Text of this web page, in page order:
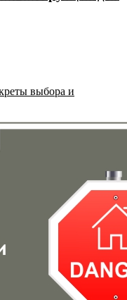
выбора и